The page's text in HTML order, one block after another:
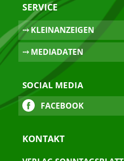
SERVICE
⤏ KLEINANZEIGEN
⤏ MEDIADATEN
SOCIAL MEDIA
FACEBOOK
KONTAKT